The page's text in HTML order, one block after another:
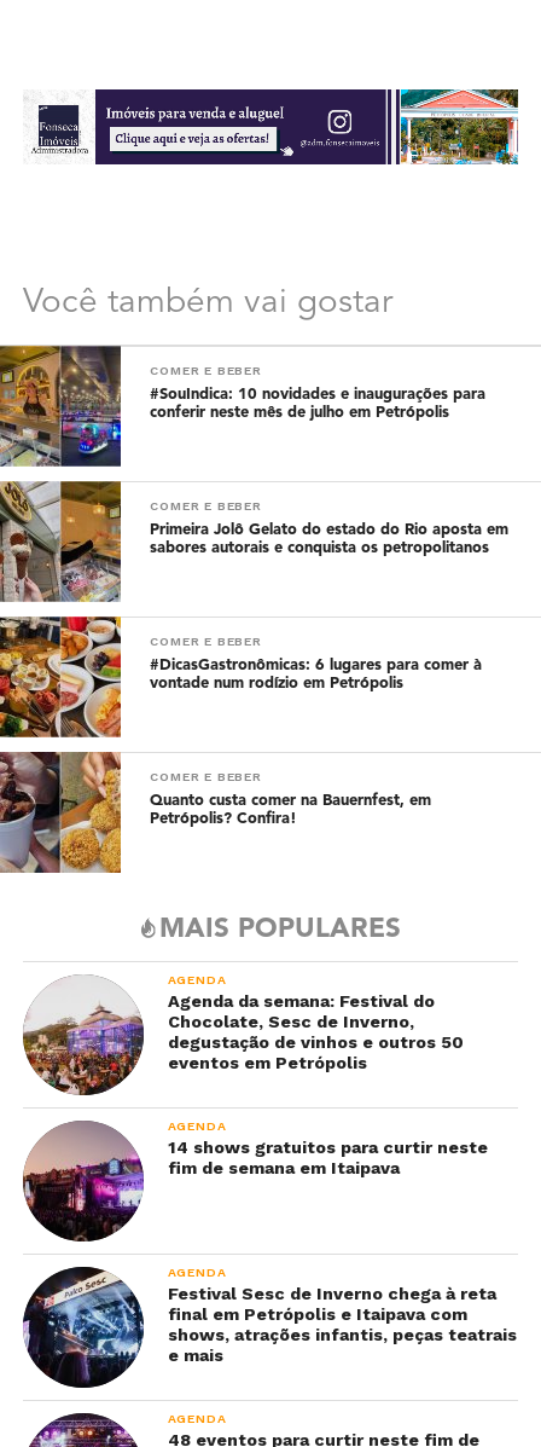
Você também vai gostar
COMER E BEBER
#SouIndica: 10 novidades e inaugurações para
conferir neste mês de julho em Petrópolis
COMER E BEBER
Primeira Jolô Gelato do estado do Rio aposta em
sabores autorais e conquista os petropolitanos
COMER E BEBER
#DicasGastronômicas: 6 lugares para comer à
vontade num rodízio em Petrópolis
COMER E BEBER
Quanto custa comer na Bauernfest, em
Petrópolis? Confira!
MAIS POPULARES
AGENDA
Agenda da semana: Festival do
Chocolate, Sesc de Inverno,
degustação de vinhos e outros 50
eventos em Petrópolis
AGENDA
14 shows gratuitos para curtir neste
fim de semana em Itaipava
AGENDA
Festival Sesc de Inverno chega à reta
final em Petrópolis e Itaipava com
shows, atrações infantis, peças teatrais
e mais
AGENDA
48 eventos para curtir neste fim de